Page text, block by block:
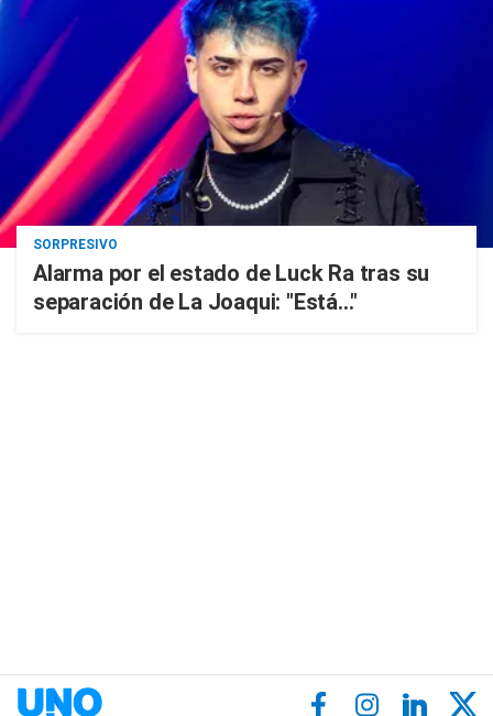
SORPRESIVO
Alarma por el estado de Luck Ra tras su
separación de La Joaqui: "Está..."